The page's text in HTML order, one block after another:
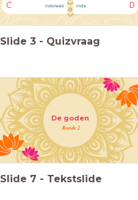
C Indonesië D
India
Slide 3 - Quizvraag
De goden
Ronde 2
Slide 7 - Tekstslide